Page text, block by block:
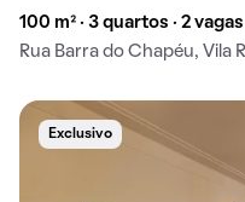
100 m² · 3 quartos · 2 vagas
Rua Barra do Chapéu, Vila
Exclusivo